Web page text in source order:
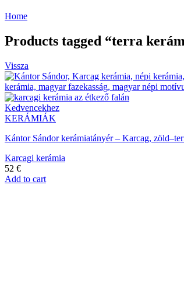
Home
Products tagged “terra
Vissza
Kedvencekhez
KERÁMIÁK
Kántor Sándor kerámiatányér – Karcag,
Karcagi kerámia
52 €
Add to cart